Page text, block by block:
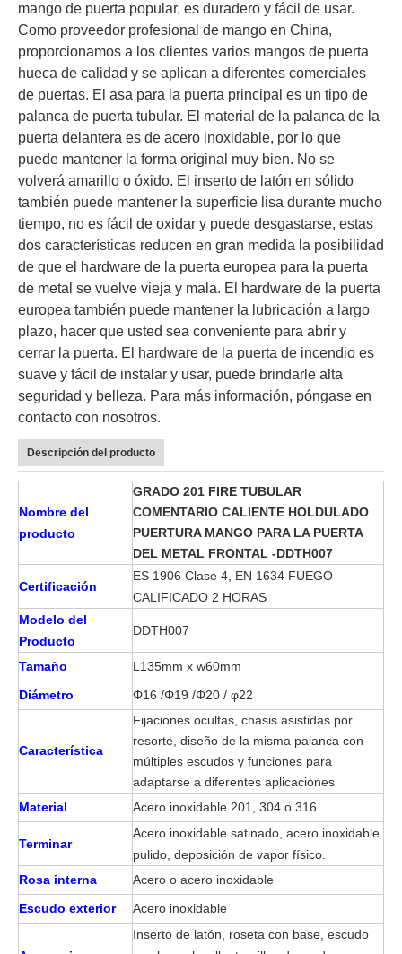
Mango de palanca de diseñador de entrada de acero inoxidable 304 en rosa para puertas de madera -ddth020 Mango de palanca de tubos de tubo de forma de acero inoxidable 304 L para puertas internas del hotel-DDTH021
mango de puerta popular, es duradero y fácil de usar.
Como proveedor profesional de mango en China,
proporcionamos a los clientes varios mangos de puerta
hueca de calidad y se aplican a diferentes comerciales
de puertas. El asa para la puerta principal es un tipo de
palanca de puerta tubular. El material de la palanca de la
puerta delantera es de acero inoxidable, por lo que
puede mantener la forma original muy bien. No se
volverá amarillo o óxido. El inserto de latón en sólido
también puede mantener la superficie lisa durante mucho
tiempo, no es fácil de oxidar y puede desgastarse, estas
dos características reducen en gran medida la posibilidad
de que el hardware de la puerta europea para la puerta
de metal se vuelve vieja y mala. El hardware de la puerta
europea también puede mantener la lubricación a largo
plazo, hacer que usted sea conveniente para abrir y
cerrar la puerta. El hardware de la puerta de incendio es
suave y fácil de instalar y usar, puede brindarle alta
seguridad y belleza. Para más información, póngase en
contacto con nosotros.
Descripción del producto
Nombre del
producto
GRADO 201 FIRE TUBULAR
COMENTARIO CALIENTE HOLDULADO
PUERTURA MANGO PARA LA PUERTA
DEL METAL FRONTAL -DDTH007
Certificación
ES 1906 Clase 4, EN 1634 FUEGO
CALIFICADO 2 HORAS
Modelo del
Producto
DDTH007
Tamaño
L135mm x w60mm
Diámetro
Φ16 /Φ19 /Φ20 / φ22
Característica
Fijaciones ocultas, chasis asistidas por
resorte, diseño de la misma palanca con
múltiples escudos y funciones para
adaptarse a diferentes aplicaciones
Material
Acero inoxidable 201, 304 o 316.
Terminar
Acero inoxidable satinado, acero inoxidable
pulido, deposición de vapor físico.
Rosa interna
Acero o acero inoxidable
Escudo exterior
Acero inoxidable
Inserto de latón, roseta con base, escudo